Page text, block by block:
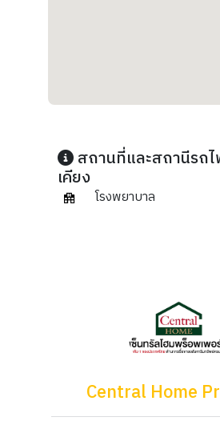
สถานที่และสถานีรถ
เคียง
โรงพยาบาล
Central Home